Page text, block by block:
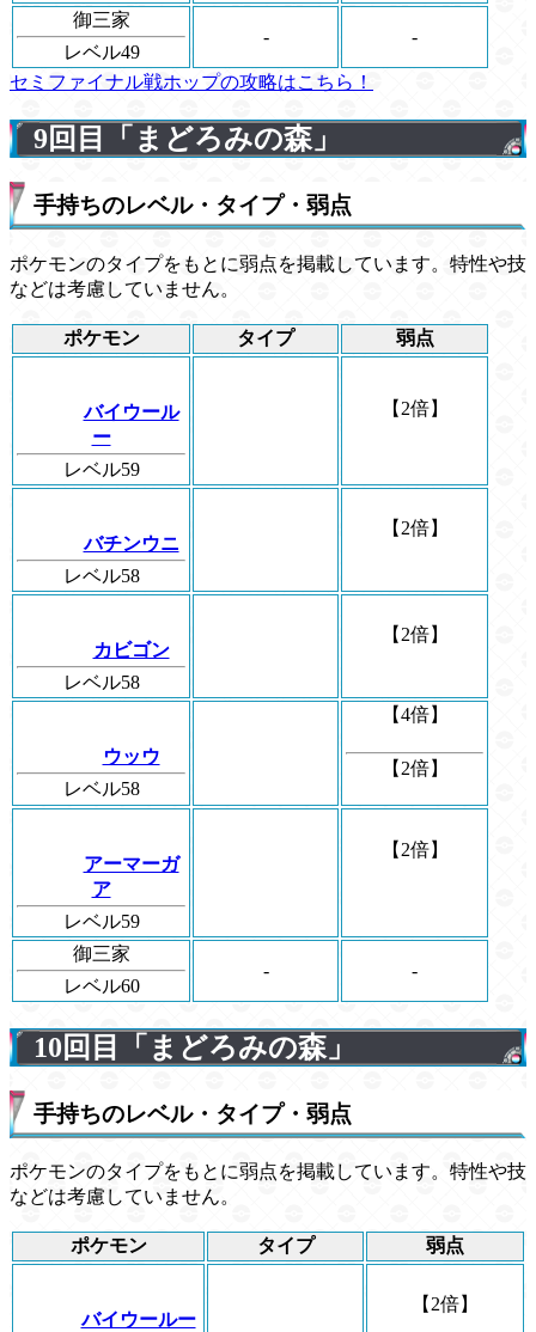
御三家
レベル49
- -
セミファイナル戦ホップの攻略はこちら！
9回目「まどろみの森」
手持ちのレベル・タイプ・弱点
ポケモンのタイプをもとに弱点を掲載しています。特性や技
などは考慮していません。
ポケモン タイプ 弱点
バイウール
ー
レベル59
【2倍】
バチンウニ
レベル58
【2倍】
カビゴン
レベル58
【2倍】
ウッウ
レベル58
【4倍】
【2倍】
アーマーガ
ア
レベル59
【2倍】
御三家
レベル60
- -
10回目「まどろみの森」
手持ちのレベル・タイプ・弱点
ポケモンのタイプをもとに弱点を掲載しています。特性や技
などは考慮していません。
ポケモン タイプ 弱点
バイウールー
【2倍】